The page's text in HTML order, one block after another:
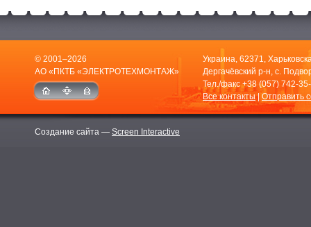
© 2001–2026
АО «ПКТБ «ЭЛЕКТРОТЕХМОНТАЖ»
Создание сайта — Screen Interactive
Украина, 62371,
Дергачёвский р-н, с.
Тел./факс+38 (057) 742-
Все контакты| Отправить